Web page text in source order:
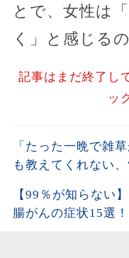
とで、女性は
く」と感じる
記事はまだ終了し
ッ
「たった一晩で雑
も教えてくれない
【99％が知らない
腸がんの症状15選